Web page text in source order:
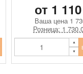
от 1
Ваша цена 1
Розница: 1